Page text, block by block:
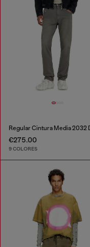
€275.00
9 COLORES